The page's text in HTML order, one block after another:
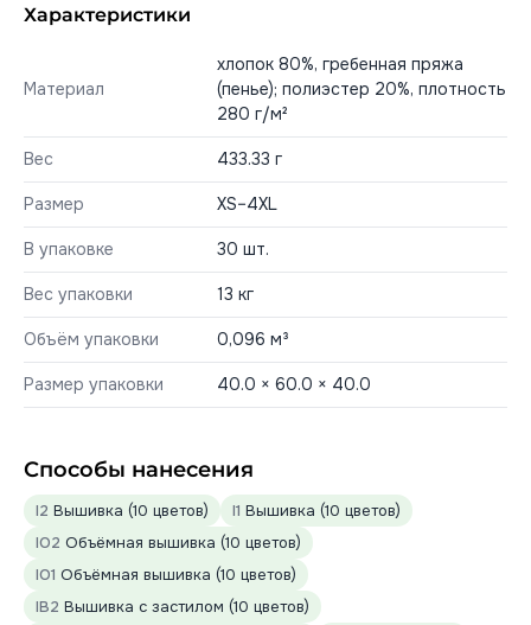
Характеристики
Материал
хлопок 80%, гребенная пряжа
(пенье); полиэстер 20%, плотность
280 г/м²
Вес 433.33 г
Размер XS–4XL
В упаковке 30 шт.
Вес упаковки 13 кг
Объём упаковки 0,096 м³
Размер упаковки 40.0 × 60.0 × 40.0
Способы нанесения
I2 Вышивка (10 цветов) I1 Вышивка (10 цветов)
IO2 Объёмная вышивка (10 цветов)
IO1 Объёмная вышивка (10 цветов)
IB2 Вышивка с застилом (10 цветов)